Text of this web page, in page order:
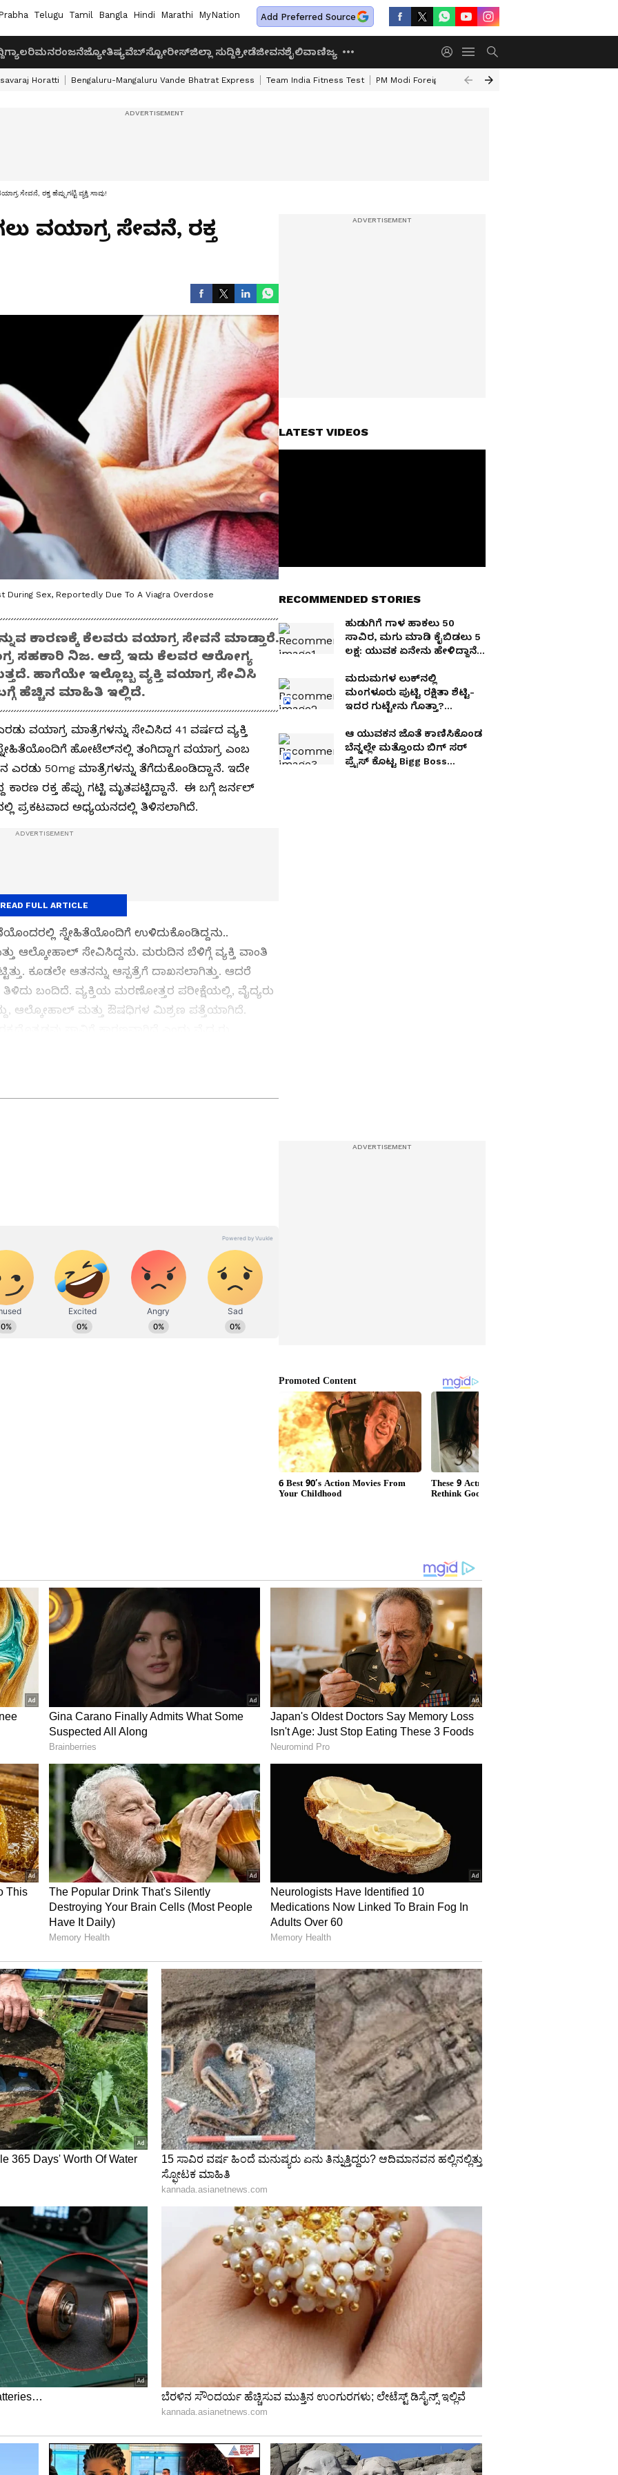
Telugu Tamil Bangla Hindi Marathi MyNation Add Preferred Source
ಗ್ಯಾಲರಿಮನರಂಜನೆಜ್ಯೋತಿಷ್ಯವೆಬ್‌ಸ್ಟೋರೀಸ್ಜಿಲ್ಲಾ ಸುದ್ದಿಕ್ರೀಡೆಜೀವನಶೈಲಿವಾಣಿಜ್ಯ
Horatti Bengaluru-Mangaluru Vande Bhatrat Express Team India Fitness Test PM Modi Foreign Travel Expenditure
ಸೇವನೆ, ರಕ್ತ ಹೆಪ್ಪುಗಟ್ಟಿ ವ್ಯಕ್ತಿ ಸಾವು!
ವಯಾಗ್ರ ಸೇವನೆ, ರಕ್ತ
Sex, Reportedly Due To A Viagra Overdose
ಕಾರಣಕ್ಕೆ ಕೆಲವರು ವಯಾಗ್ರ ಸೇವನೆ ಮಾಡ್ತಾರೆ.
ಸಹಕಾರಿ ನಿಜ. ಆದ್ರೆ ಇದು ಕೆಲವರ ಆರೋಗ್ಯ
ಹಾಗೆಯೇ ಇಲ್ಲೊಬ್ಬ ವ್ಯಕ್ತಿ ವಯಾಗ್ರ ಸೇವಿಸಿ
ಹೆಚ್ಚಿನ ಮಾಹಿತಿ ಇಲ್ಲಿದೆ.
ವಯಾಗ್ರ ಮಾತ್ರೆಗಳನ್ನು ಸೇವಿಸಿದ 41 ವರ್ಷದ ವ್ಯಕ್ತಿ
ಸ್ನೇಹಿತೆಯೊಂದಿಗೆ ಹೋಟೆಲ್‌ನಲ್ಲಿ ತಂಗಿದ್ದಾಗ ವಯಾಗ್ರ ಎಂಬ
50mg ಮಾತ್ರೆಗಳನ್ನು ತೆಗೆದುಕೊಂಡಿದ್ದಾನೆ. ಇದೇ
ಕಾರಣ ರಕ್ತ ಹೆಪ್ಪು ಗಟ್ಟಿ ಮೃತಪಟ್ಟಿದ್ದಾನೆ. ಈ ಬಗ್ಗೆ ಜರ್ನಲ್
ಪ್ರಕಟವಾದ ಅಧ್ಯಯನದಲ್ಲಿ ತಿಳಿಸಲಾಗಿದೆ.
ಸ್ನೇಹಿತೆಯೊಂದಿಗೆ ಉಳಿದುಕೊಂಡಿದ್ದನು..
ಆಲ್ಕೋಹಾಲ್ ಸೇವಿಸಿದ್ದನು. ಮರುದಿನ ಬೆಳಿಗ್ಗೆ ವ್ಯಕ್ತಿ ವಾಂತಿ
ಕೂಡಲೇ ಆತನನ್ನು ಆಸ್ಪತ್ರೆಗೆ ದಾಖಸಲಾಗಿತ್ತು. ಆದರೆ
ತಿಳಿದು ಬಂದಿದೆ. ವ್ಯಕ್ತಿಯ ಮರಣೋತ್ತರ ಪರೀಕ್ಷೆಯಲ್ಲಿ, ವೈದ್ಯರು
ಆಲ್ಕೋಹಾಲ್ ಮತ್ತು ಔಷಧಿಗಳ ಮಿಶ್ರಣ ಪತ್ತೆಯಾಗಿದೆ.
ದೂರವಿರಿ
ಪ್ರಯೋಜನವನ್ನು ಸಹ ಹೊಂದಿದೆ. ನಿಮಿರುವಿಕೆಯ
ಸಮಸ್ಯೆಗಳಿಂದ ಬಳಲುತ್ತಿರುವ ಸಾಧ್ಯತೆ ಕಡಿಮೆ ಎಂದು
ಸಾವುಗಳು ಸುಮಾರು 40 ಪ್ರತಿಶತದಷ್ಟು
ರಸ ಸೇರಿಸಿದ್ರೆ ಲೈಂಗಿಕ ಕ್ರಿಯೆಯಲ್ಲಿ ಸ್ವರ್ಗ ಸುಖ
?
ಪರಾಕಾಷ್ಠೆಯ ಅಸ್ವಸ್ಥತೆಗಳಿಗೆ ಚಿಕಿತ್ಸೆ (Treatment)
ಹೇಳುತ್ತಾರೆ, ಇದರಲ್ಲಿ ವಿಳಂಬವಾದ ಪರಾಕಾಷ್ಠೆ ಅಥವಾ
ಯಾವಾಗಲೂ ಸುಲಭವಲ್ಲ. ಸಾಮಾನ್ಯ ಸ್ತ್ರೀ
ಆಸಕ್ತಿಯ ಕೊರತೆ ಮತ್ತು ಲೈಂಗಿಕವಾಗಿರಲು ಇಚ್ಛೆಯನ್ನು
ಇದು ಕೆಲವೊಮ್ಮೆ ಹಾರ್ಮೋನುಗಳ ಬದಲಾವಣೆಗಳಿಗೆ ಅಥವಾ
ಹೃದಯರಕ್ತನಾಳದ ಕಾಯಿಲೆಯಂತಹ ಆಧಾರವಾಗಿರುವ
READ FULL ARTICLE
LATEST VIDEOS
RECOMMENDED STORIES
ಹುಡುಗಿಗೆ ಗಾಳ ಹಾಕಲು 50
ಸಾವಿರ, ಮಗು ಮಾಡಿ ಕೈಬಿಡಲು 5
ಲಕ್ಷ: ಯುವಕ ಏನೇನು ಹೇಳಿದ್ದಾನೆ
ಮದುಮಗಳ ಲುಕ್​ನಲ್ಲಿ
ಮಂಗಳೂರು ಪುಟ್ಟಿ ರಕ್ಷಿತಾ ಶೆಟ್ಟಿ-
ಇದರ ಗುಟ್ಟೇನು ಗೊತ್ತಾ?
ಆ ಯುವಕನ ಜೊತೆ ಕಾಣಿಸಿಕೊಂಡ
ಬೆನ್ನಲ್ಲೇ ಮತ್ತೊಂದು ಬಿಗ್​ ಸರ್​
ಪ್ರೈಸ್​ ಕೊಟ್ಟ Bigg Boss